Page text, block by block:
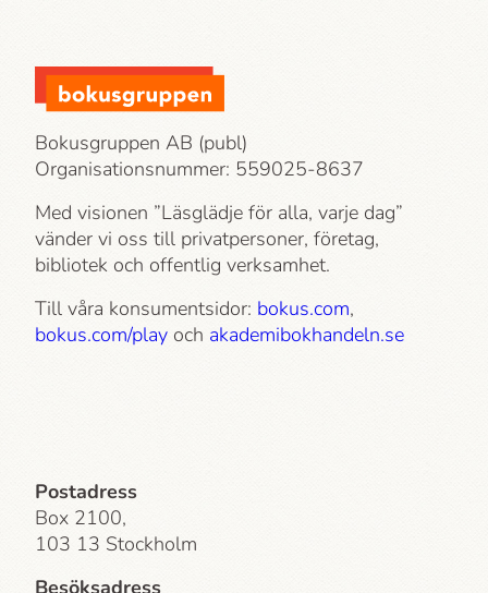
Bokusgruppen AB (publ)
Organisationsnummer: 559025-8637
Med visionen ”Läsglädje för alla, varje dag”
vänder vi oss till privatpersoner, företag,
bibliotek och offentlig verksamhet.
Till våra konsumentsidor: bokus.com,
bokus.com/play och akademi­bokhandeln.se
Postadress
Box 2100,
103 13 Stockholm
Besöksadress